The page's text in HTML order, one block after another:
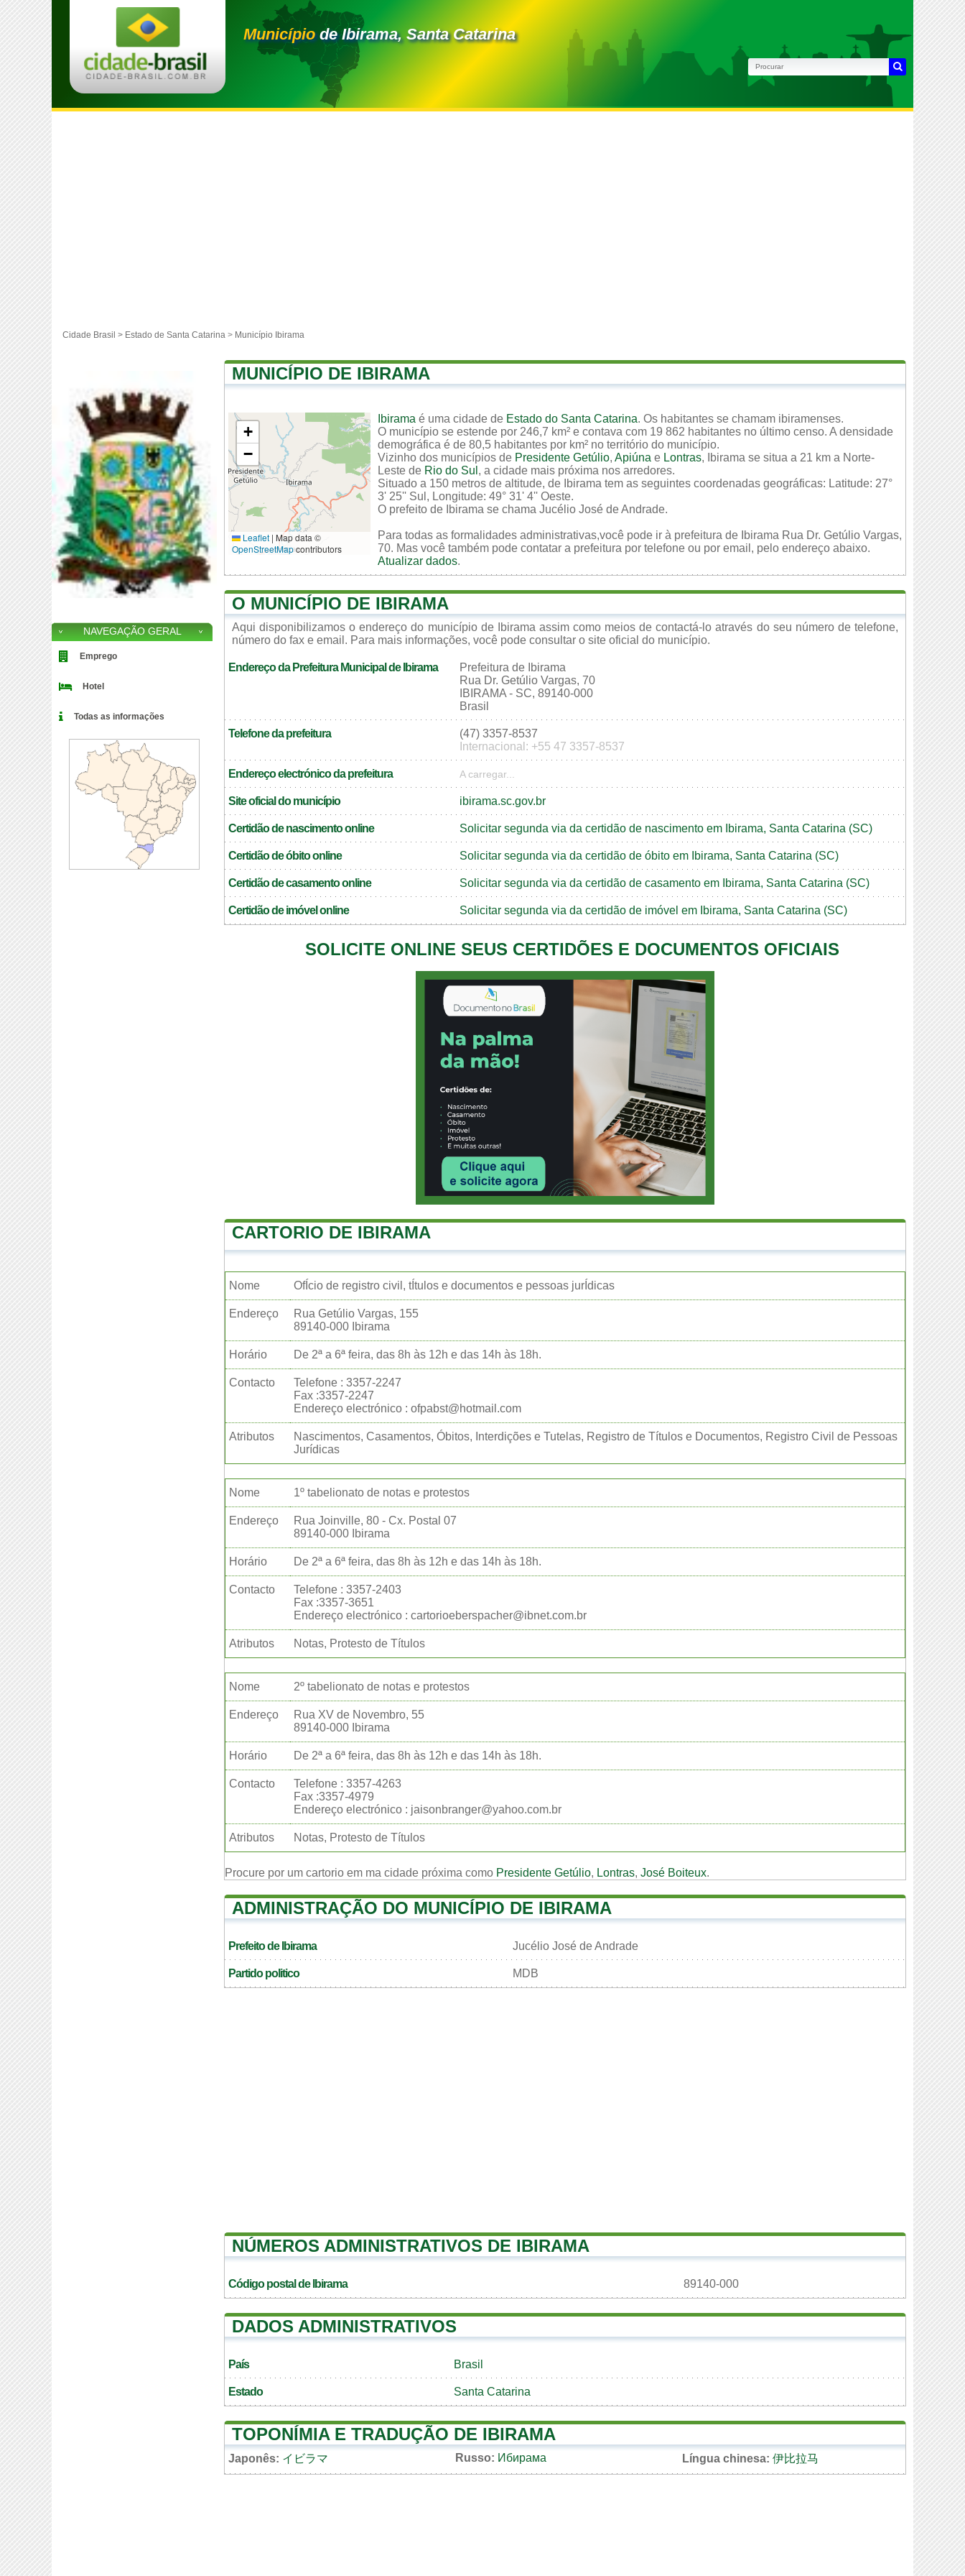
Municípiode Ibirama, Santa Catarina
Cidade Brasil > Estado de Santa Catarina > Município Ibirama
MUNICÍPIO DE IBIRAMA
+
−
Leaflet | Map data ©
OpenStreetMapcontributors
Ibirama é uma cidade de Estado do Santa Catarina. Os habitantes se chamam ibiramenses.
O município se estende por 246,7 km² e contava com 19 862 habitantes no último censo. A densidade
demográfica é de 80,5 habitantes por km² no território do município.
Vizinho dos municípios de Presidente Getúlio, Apiúna e Lontras, Ibirama se situa a 21 km a Norte-
Leste de Rio do Sul , a cidade mais próxima nos arredores.
Situado a 150 metros de altitude, de Ibirama tem as seguintes coordenadas geográficas: Latitude: 27°
3' 25'' Sul, Longitude: 49° 31' 4'' Oeste.
O prefeito de Ibirama se chama Jucélio José de Andrade.
Para todas as formalidades administrativas,você pode ir à prefeitura de Ibirama Rua Dr. Getúlio Vargas,
70. Mas você também pode contatar a prefeitura por telefone ou por email, pelo endereço abaixo.
Atualizar dados.
O MUNICÍPIO DE IBIRAMA
Aqui disponibilizamos o endereço do município de Ibirama assim como meios de contactá-lo através do seu número de telefone,
número do fax e email. Para mais informações, você pode consultar o site oficial do município.
Endereço da Prefeitura Municipal de Ibirama
Prefeitura de Ibirama
Rua Dr. Getúlio Vargas, 70
IBIRAMA - SC, 89140-000
Brasil
Telefone da prefeitura
(47) 3357-8537
Internacional: +55 47 3357-8537
Endereço electrónico da prefeitura A carregar...
Site oficial do município ibirama.sc.gov.br
Certidão de nascimento online Solicitar segunda via da certidão de nascimento em Ibirama, Santa Catarina (SC)
Certidão de óbito online Solicitar segunda via da certidão de óbito em Ibirama, Santa Catarina (SC)
Certidão de casamento online Solicitar segunda via da certidão de casamento em Ibirama, Santa Catarina (SC)
Certidão de imóvel online Solicitar segunda via da certidão de imóvel em Ibirama, Santa Catarina (SC)
SOLICITE ONLINE SEUS CERTIDÕES E DOCUMENTOS OFICIAIS
CARTORIO DE IBIRAMA
Nome OfÍcio de registro civil, tÍtulos e documentos e pessoas jurÍdicas
Endereço
Rua Getúlio Vargas, 155
89140-000 Ibirama
Horário De 2ª a 6ª feira, das 8h às 12h e das 14h às 18h.
Contacto
Telefone : 3357-2247
Fax :3357-2247
Endereço electrónico : ofpabst@hotmail.com
Atributos
Nascimentos, Casamentos, Óbitos, Interdições e Tutelas, Registro de Títulos e Documentos, Registro Civil de Pessoas
Jurídicas
Nome 1º tabelionato de notas e protestos
Endereço
Rua Joinville, 80 - Cx. Postal 07
89140-000 Ibirama
Horário De 2ª a 6ª feira, das 8h às 12h e das 14h às 18h.
Contacto
Telefone : 3357-2403
Fax :3357-3651
Endereço electrónico : cartorioeberspacher@ibnet.com.br
Atributos Notas, Protesto de Títulos
Nome 2º tabelionato de notas e protestos
Endereço
Rua XV de Novembro, 55
89140-000 Ibirama
Horário De 2ª a 6ª feira, das 8h às 12h e das 14h às 18h.
Contacto
Telefone : 3357-4263
Fax :3357-4979
Endereço electrónico : jaisonbranger@yahoo.com.br
Atributos Notas, Protesto de Títulos
Procure por um cartorio em ma cidade próxima como Presidente Getúlio, Lontras, José Boiteux.
ADMINISTRAÇÃO DO MUNICÍPIO DE IBIRAMA
Prefeito de Ibirama Jucélio José de Andrade
Partido politico MDB
NÚMEROS ADMINISTRATIVOS DE IBIRAMA
Código postal de Ibirama 89140-000
DADOS ADMINISTRATIVOS
País Brasil
Estado Santa Catarina
TOPONÍMIA E TRADUÇÃO DE IBIRAMA
Japonês: イビラマ Russo: Ибирама Língua chinesa: 伊比拉马
NAVEGAÇÃO GERAL
Emprego
Hotel
Todas as informações